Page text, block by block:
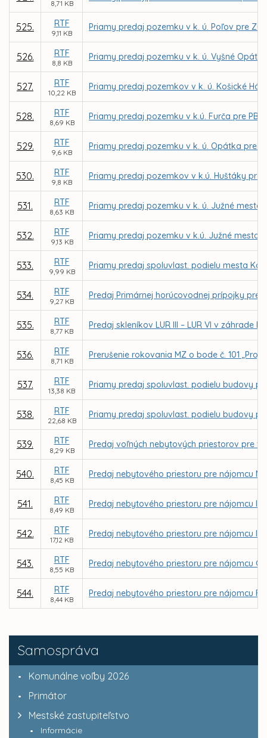
Samospráva
Komunálne voľby 2026
Primátor
Mestské zastupiteľstvo
Informácie
8,71 KB
525. RTF
9,11 KB
Priamy predaj pozemku v k. ú. Poľov pre
526. RTF
8,8 KB
Priamy predaj pozemku v k. ú. Vyšné
527. RTF
10,22 KB
Priamy predaj pozemkov v k. ú. Košické
528. RTF
8,69 KB
Priamy predaj pozemku v k.ú. Furča pre PB
529. RTF
9,6 KB
Priamy predaj pozemku v k. ú. Opátka pre
530. RTF
9,8 KB
Priamy predaj pozemkov v k.ú. Huštáky pre
531. RTF
8,63 KB
Priamy predaj pozemku v k. ú. Južné mesto
532. RTF
9,13 KB
Priamy predaj pozemku v k.ú. Južné mesto
533. RTF
9,99 KB
Priamy predaj spoluvlast. podielu mesta
534. RTF
9,27 KB
Predaj Primárnej horúcovodnej prípojky pre
535. RTF
8,77 KB
Predaj skleníkov LUR III – LUR VI v
536. RTF
8,71 KB
Prerušenie rokovania MZ o bode č. 101
537. RTF
13,38 KB
Priamy predaj spoluvlast. podielu budovy
538. RTF
22,68 KB
Priamy predaj spoluvlast. podielu budovy
539. RTF
8,29 KB
Predaj voľných nebytových priestorov pre
540. RTF
8,45 KB
Predaj nebytového priestoru pre nájomcu
541. RTF
8,49 KB
Predaj nebytového priestoru pre nájomcu
542. RTF
17,12 KB
Predaj nebytového priestoru pre nájomcu
543. RTF
8,55 KB
Predaj nebytového priestoru pre nájomcu
544. RTF
8,44 KB
Predaj nebytového priestoru pre nájomcu